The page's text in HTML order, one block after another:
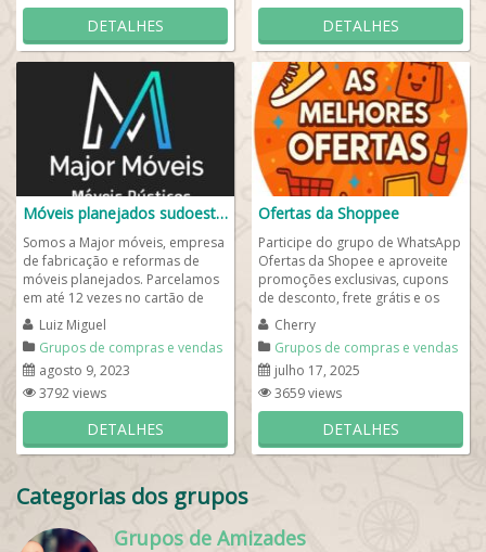
DETALHES DETALHES
Móveis planejados sudoeste do Paraná
Somos a Major móveis, empresa
de fabricação e reformas de
móveis planejados. Parcelamos
em até 12 vezes no cartão de
crédito. Agende uma visita e...
Luiz Miguel
Grupos de compras e vendas
agosto 9, 2023
3792 views
DETALHES
Ofertas da Shoppee
Participe do grupo de WhatsApp
Ofertas da Shopee e aproveite
promoções exclusivas, cupons
de desconto, frete grátis e os
melhores achados do dia...
Cherry
Grupos de compras e vendas
julho 17, 2025
3659 views
DETALHES
Categorias dos grupos
Grupos de Amizades